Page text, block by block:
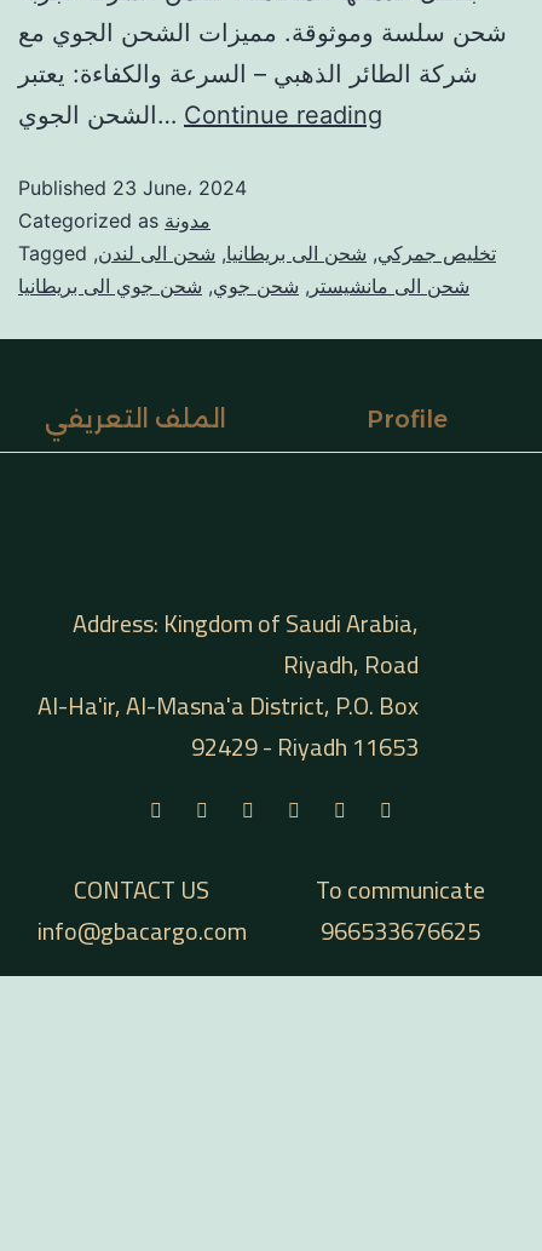
شحن سلسة وموثوقة. مميزات الشحن الجوي مع
شركة الطائر الذهبي – السرعة والكفاءة: يعتبر
الشحن الجوي… Continue reading
Published 23 June، 2024
Categorized as مدونة
Tagged
تخليص جمركي, شحن الى بريطانيا, شحن الى لندن,
شحن الى مانشيستر , شحن جوي, شحن جوي الى بريطانيا
الملف التعريفي Profile
Address: Kingdom of Saudi Arabia,
Riyadh, Road
Al-Ha'ir, Al-Masna'a District, P.O. Box
92429 - Riyadh 11653
CONTACT US
info@gbacargo.com
To communicate
966533676625